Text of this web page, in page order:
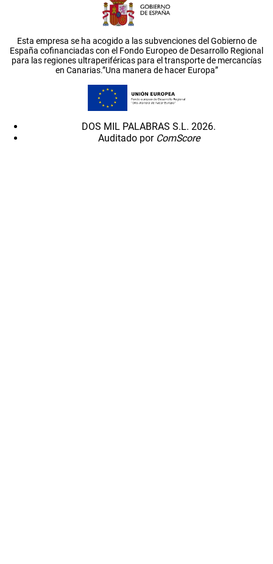
Esta empresa se ha acogido a las subvenciones del Gobierno de
España cofinanciadas con el Fondo Europeo de Desarrollo Regional
para las regiones ultraperiféricas para el transporte de mercancías
en Canarias.”Una manera de hacer Europa”
DOS MIL PALABRAS S.L. 2026.
Auditado por ComScore